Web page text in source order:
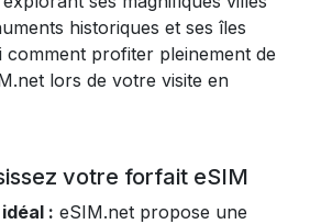
historiques et ses îles
comment profiter pleinement de
lors de votre visite en
votre forfait eSIM
: eSIM.net propose une